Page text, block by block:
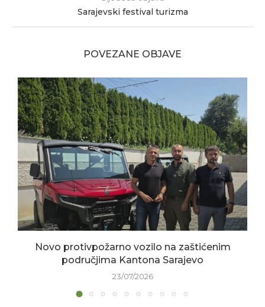
Sarajevski festival turizma
POVEZANE OBJAVE
Novo protivpožarno vozilo na zaštićenim
područjima Kantona Sarajevo
23/07/2026